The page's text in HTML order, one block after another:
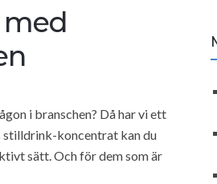
i branschen? Då har vi ett
stilldrink-koncentrat kan du
sätt. Och för dem som är